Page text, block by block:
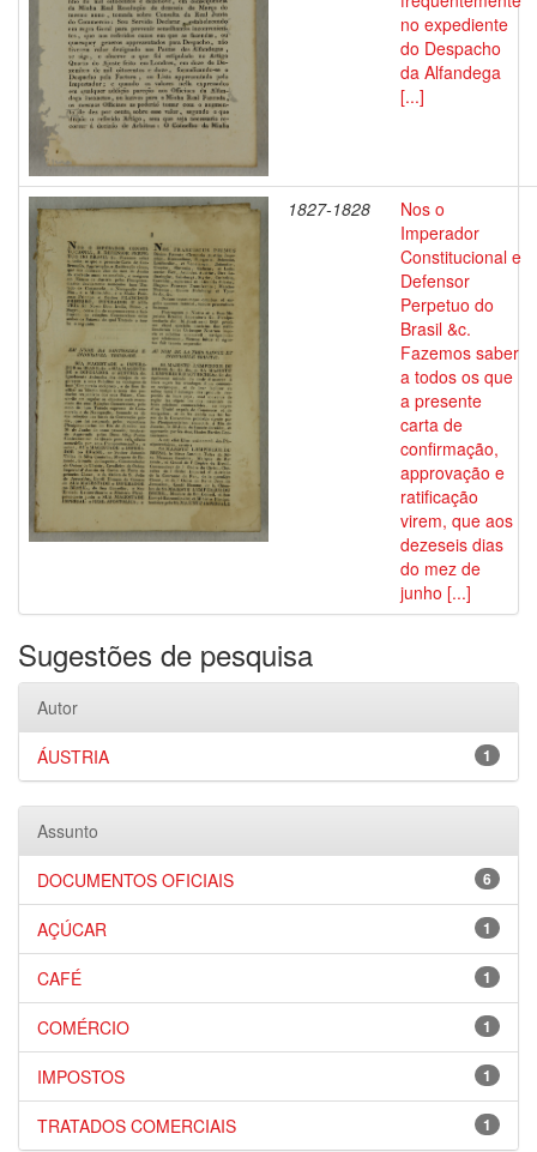
no expediente
do Despacho
da Alfandega
[...]
1827-1828
Nos o
Imperador
Constitucional e
Defensor
Perpetuo do
Brasil &c.
Fazemos saber
a todos os que
a presente
carta de
confirmação,
approvação e
ratificação
virem, que aos
dezeseis dias
do mez de
junho [...]
Sugestões de pesquisa
Autor
1
ÁUSTRIA
Assunto
6
DOCUMENTOS OFICIAIS
1
AÇÚCAR
1
CAFÉ
1
COMÉRCIO
1
IMPOSTOS
1
TRATADOS COMERCIAIS